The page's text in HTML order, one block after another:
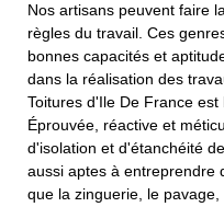
Nos artisans peuvent faire
règles du travail. Ces
bonnes capacités et
dans la réalisation des
Toitures d'Ile De France est
Éprouvée, réactive et
d'isolation et d'étanchéité
aussi aptes à entreprendre
que la zinguerie, le